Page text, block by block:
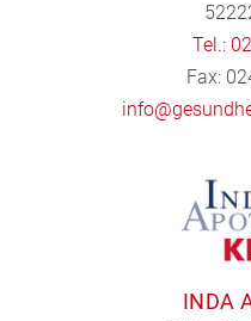
Tel.:
Fax:
INDA